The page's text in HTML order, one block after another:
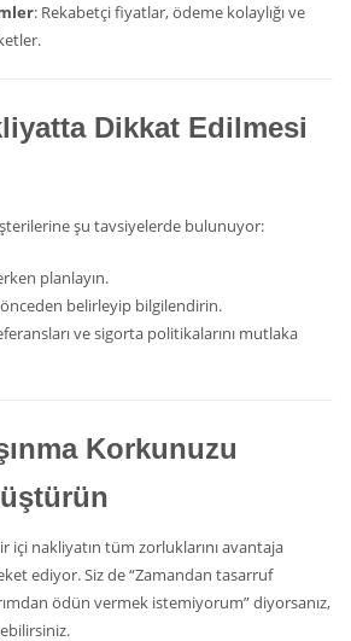
: Rekabetçi fiyatlar, ödeme kolaylığı ve
Dikkat Edilmesi
şu tavsiyelerde bulunuyor:
planlayın.
önceden belirleyip bilgilendirin.
ve sigorta politikalarını mutlaka
Korkunuzu
içi nakliyatın tüm zorluklarını avantaja
ediyor. Siz de “Zamandan tasarruf
ödün vermek istemiyorum” diyorsanız,